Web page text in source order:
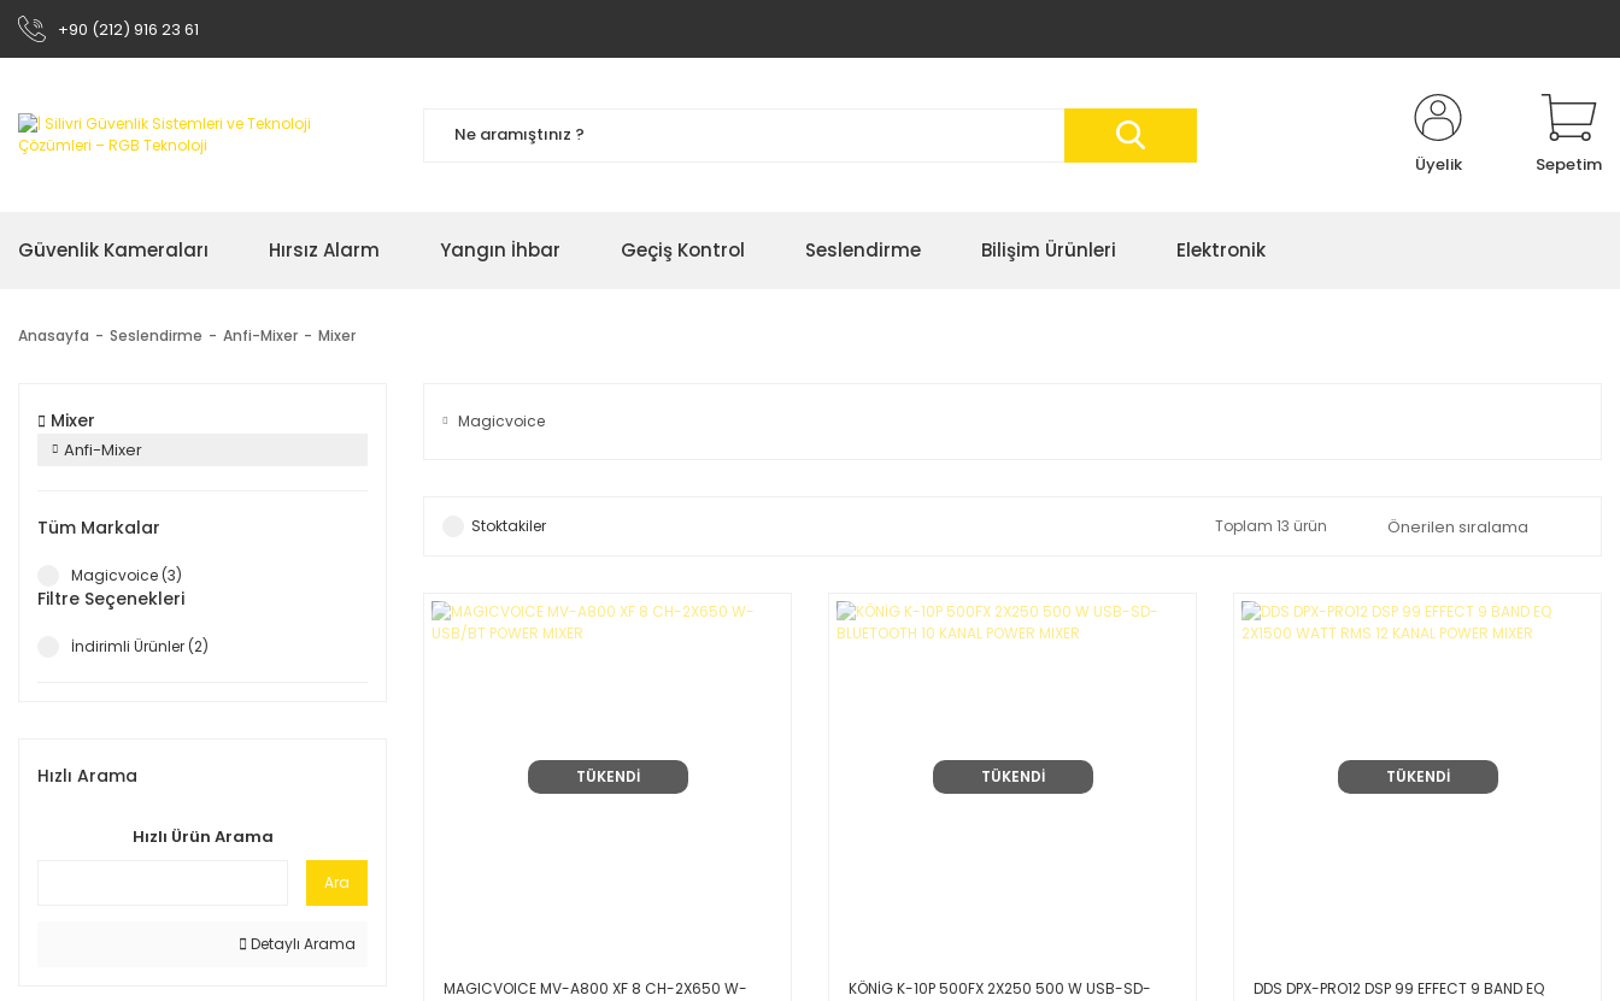
+90 (212) 916 23 61
Üyelik Sepetim
Güvenlik Kameraları Hırsız Alarm Yangın İhbar Geçiş Kontrol Seslendirme Bilişim Ürünleri Elektronik
Anasayfa Seslendirme Anfi-Mixer Mixer
Mixer
Anfi-Mixer
Tüm Markalar
Magicvoice (3)
Filtre Seçenekleri
İndirimli Ürünler (2)
Hızlı Arama
Hızlı Ürün Arama
Ara
Detaylı Arama
Magicvoice
Stoktakiler Toplam 13 ürün
TÜKENDİ
MAGICVOICE MV-A800 XF 8 CH-2X650 W-
TÜKENDİ
KÖNİG K-10P 500FX 2X250 500 W USB-SD-
TÜKENDİ
DDS DPX-PRO12 DSP 99 EFFECT 9 BAND EQ